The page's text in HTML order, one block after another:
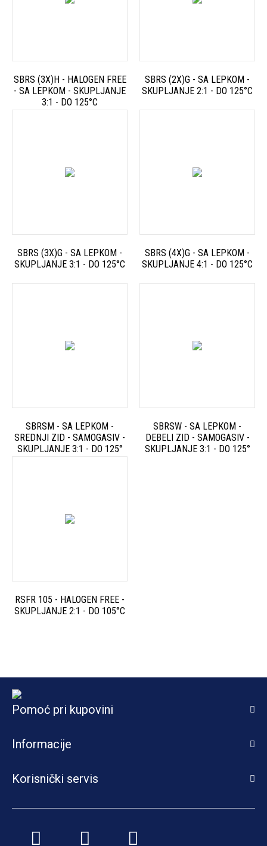
SBRS (3X)H - HALOGEN FREE
- SA LEPKOM - SKUPLJANJE
3:1 - DO 125°C
SBRS (2X)G - SA LEPKOM -
SKUPLJANJE 2:1 - DO 125°C
SBRS (3X)G - SA LEPKOM -
SKUPLJANJE 3:1 - DO 125°C
SBRS (4X)G - SA LEPKOM -
SKUPLJANJE 4:1 - DO 125°C
SBRSM - SA LEPKOM -
SREDNJI ZID - SAMOGASIV -
SKUPLJANJE 3:1 - DO 125°
SBRSW - SA LEPKOM -
DEBELI ZID - SAMOGASIV -
SKUPLJANJE 3:1 - DO 125°
RSFR 105 - HALOGEN FREE -
SKUPLJANJE 2:1 - DO 105°C
Pomoć pri kupovini
Informacije
Korisnički servis